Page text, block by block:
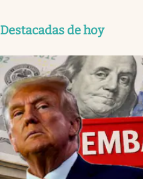
Destacadas de hoy